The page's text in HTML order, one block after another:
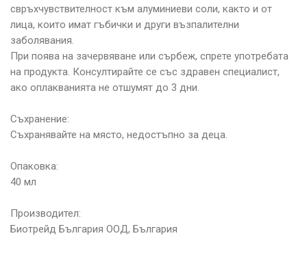
свръхчувствителност към алуминиеви соли, както и от
лица, които имат гъбички и други възпалителни
заболявания.
При поява на зачервяване или сърбеж, спрете употребата
на продукта. Консултирайте се със здравен специалист,
ако оплакванията не отшумят до 3 дни.
Съхранение:
Съхранявайте на място, недостъпно за деца.
Опаковка:
40 мл
Производител:
Биотрейд България ООД, България